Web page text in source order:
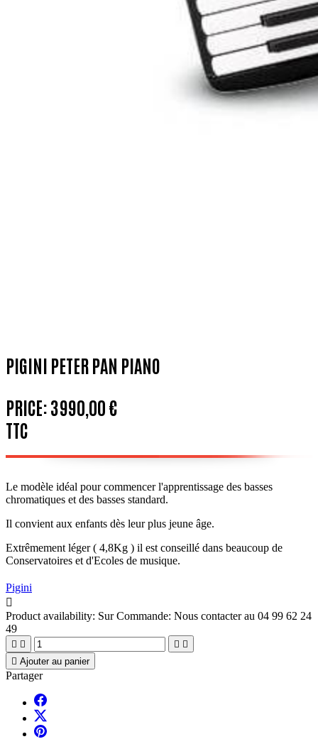
PIGINI PETER PAN PIANO
PRICE:3 990,00 €
TTC
Le modèle idéal pour commencer l'apprentissage des basses
chromatiques et des basses standard.
Il convient aux enfants dès leur plus jeune âge.
Extrêmement léger ( 4,8Kg ) il est conseillé dans beaucoup de
Conservatoires et d'Ecoles de musique.
Pigini

Product availability: Sur Commande: Nous contacter au 04 99 62 24
49
   
 Ajouter au panier
Partager